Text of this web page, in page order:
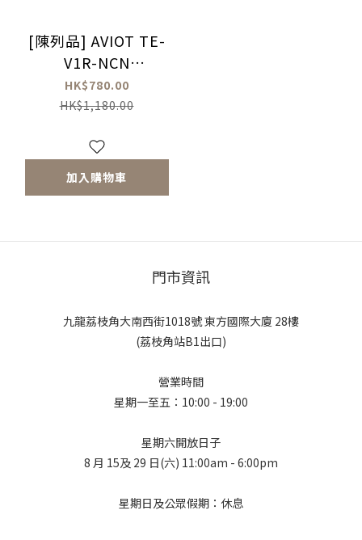
[陳列品] AVIOT TE-
V1R-NCN
Nachoneko真無線耳
機
HK$780.00
HK$1,180.00
加入購物車
門市資訊
九龍荔枝角大南西街1018號 東方國際大廈 28樓
(荔枝角站B1出口)
營業時間
星期一至五：10:00 - 19:00
星期六開放日子
8 月 15及 29 日(六) 11:00am - 6:00pm
星期日及公眾假期：休息